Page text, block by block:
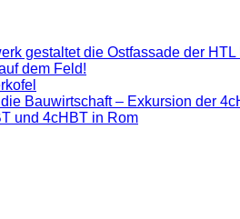
gestaltet die Ostfassade der
dem Feld!
Bauwirtschaft – Exkursion der
und 4cHBT in Rom